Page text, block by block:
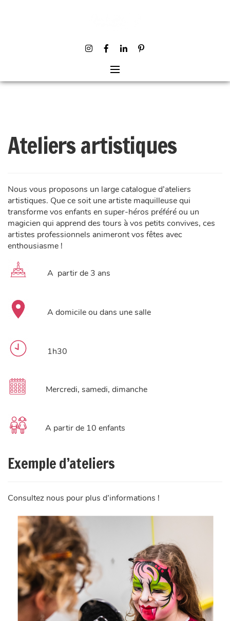
Ateliers artistiques
Nous vous proposons un large catalogue d’ateliers
artistiques. Que ce soit une artiste maquilleuse qui
transforme vos enfants en super-héros préféré ou un
magicien qui apprend des tours à vos petits convives, ces
artistes professionnels animeront vos fêtes avec
enthousiasme !
A partir de 3 ans
A domicile ou dans une salle
1h30
Mercredi, samedi, dimanche
A partir de 10 enfants
Exemple d’ateliers
Consultez nous pour plus d’informations !